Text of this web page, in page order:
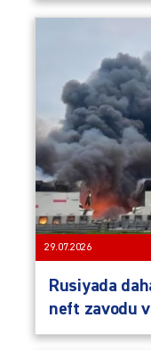
29.07.2026
Rusiyada
neft zavodu